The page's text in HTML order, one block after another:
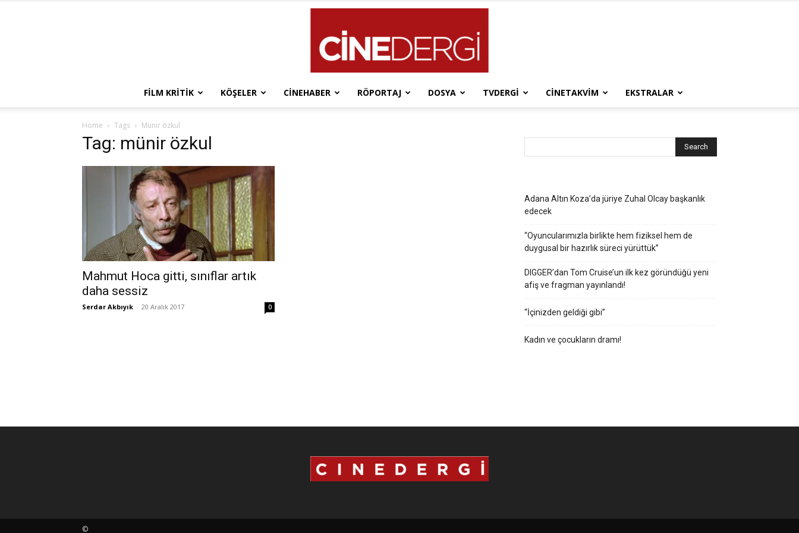
FILM KRITIK KÖŞELER CINEHABER RÖPORTAJ DOSYA TVDERGI CINETAKVIM EKSTRALAR
Home Tags Münir özkul
Tag: münir özkul
Mahmut Hoca gitti, sınıflar artık
daha sessiz
Serdar Akbıyık - 20 Aralık 2017 0
Adana Altın Koza’da jüriye Zuhal Olcay başkanlık
edecek
“Oyuncularımızla birlikte hem fiziksel hem de
duygusal bir hazırlık süreci yürüttük”
DIGGER’dan Tom Cruise’un ilk kez göründüğü yeni
afiş ve fragman yayınlandı!
“İçinizden geldiği gibi”
Kadın ve çocukların dramı!
©